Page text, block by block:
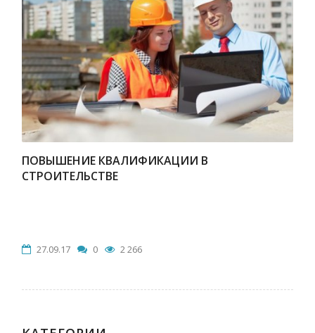
ПОВЫШЕНИЕ КВАЛИФИКАЦИИ В
СТРОИТЕЛЬСТВЕ
27.09.17 0 2 266